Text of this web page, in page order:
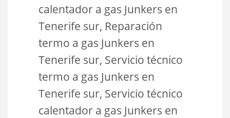
calentador a gas Junkers en
Tenerife sur, Reparación
termo a gas Junkers en
Tenerife sur, Servicio técnico
termo a gas Junkers en
Tenerife sur, Servicio técnico
calentador a gas Junkers en